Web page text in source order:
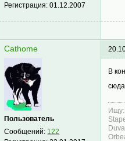
Регистрация:01.12.2007
Cathome
Пользователь
Сообщений: 122
В
Ищу: